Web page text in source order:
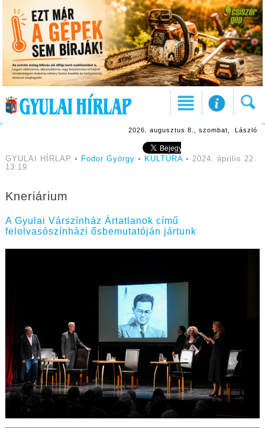
2026. augusztus 8., szombat, László
GYULAI HÍRLAP • Fodor György • KULTÚRA• 2024. április 22.
13:19
Kneriárium
A Gyulai Várszínház Ártatlanok című
felolvasószínházi ősbemutatóján jártunk